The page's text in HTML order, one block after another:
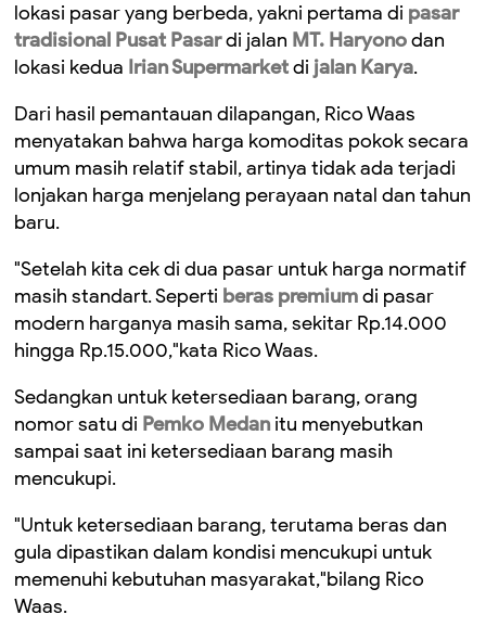
lokasi pasar yang berbeda, yakni pertama di pasar
tradisional Pusat Pasardi jalan MT. Haryonodan
lokasi kedua Irian Supermarketdi jalan Karya.
Dari hasil pemantauan dilapangan, Rico Waas
menyatakan bahwa harga komoditas pokok secara
umum masih relatif stabil, artinya tidak ada terjadi
lonjakan harga menjelang perayaan natal dan tahun
baru.
"Setelah kita cek di dua pasar untuk harga normatif
masih standart. Seperti beras premiumdi pasar
modern harganya masih sama, sekitar Rp.14.000
hingga Rp.15.000,"kata Rico Waas.
Sedangkan untuk ketersediaan barang, orang
nomor satu di Pemko Medan itu menyebutkan
sampai saat ini ketersediaan barang masih
mencukupi.
"Untuk ketersediaan barang, terutama beras dan
gula dipastikan dalam kondisi mencukupi untuk
memenuhi kebutuhan masyarakat,"bilang Rico
Waas.